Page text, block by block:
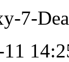
7-